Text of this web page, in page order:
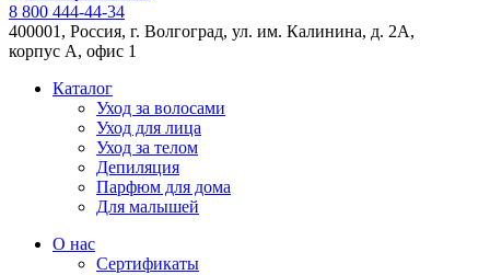
8 800 444-44-34
400001, Россия, г. Волгоград, ул. им. Калинина, д. 2А,
корпус А, офис 1
Каталог
Уход за волосами
Уход для лица
Уход за телом
Депиляция
Парфюм для дома
Для малышей
О нас
Сертификаты